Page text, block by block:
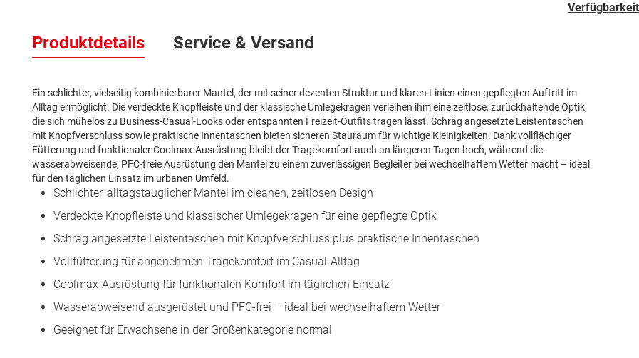
Bildergalerie
springen
Produktdetails
Ein schlichter, vielseitig kombinierbarer Mantel, der mit seiner dezenten Struktur und klaren Linien einen gepflegten Auftritt im
Alltag ermöglicht. Die verdeckte Knopfleiste und der klassische Umlegekragen verleihen ihm eine zeitlose, zurückhaltende Optik,
die sich mühelos zu Business-Casual-Looks oder entspannten Freizeit-Outfits tragen lässt. Schräg angesetzte Leistentaschen
mit Knopfverschluss sowie praktische Innentaschen bieten sicheren Stauraum für wichtige Kleinigkeiten. Dank vollflächiger
Fütterung und funktionaler Coolmax-Ausrüstung bleibt der Tragekomfort auch an längeren Tagen hoch, während die
wasserabweisende, PFC-freie Ausrüstung den Mantel zu einem zuverlässigen Begleiter bei wechselhaftem Wetter macht – ideal
für den täglichen Einsatz im urbanen Umfeld.
Schlichter, alltagstauglicher Mantel im cleanen, zeitlosen Design
Verdeckte Knopfleiste und klassischer Umlegekragen für eine gepflegte Optik
Schräg angesetzte Leistentaschen mit Knopfverschluss plus praktische Innentaschen
Vollfütterung für angenehmen Tragekomfort im Casual-Alltag
Coolmax-Ausrüstung für funktionalen Komfort im täglichen Einsatz
Wasserabweisend ausgerüstet und PFC-frei – ideal bei wechselhaftem Wetter
Geeignet für Erwachsene in der Größenkategorie normal
Service & Versand